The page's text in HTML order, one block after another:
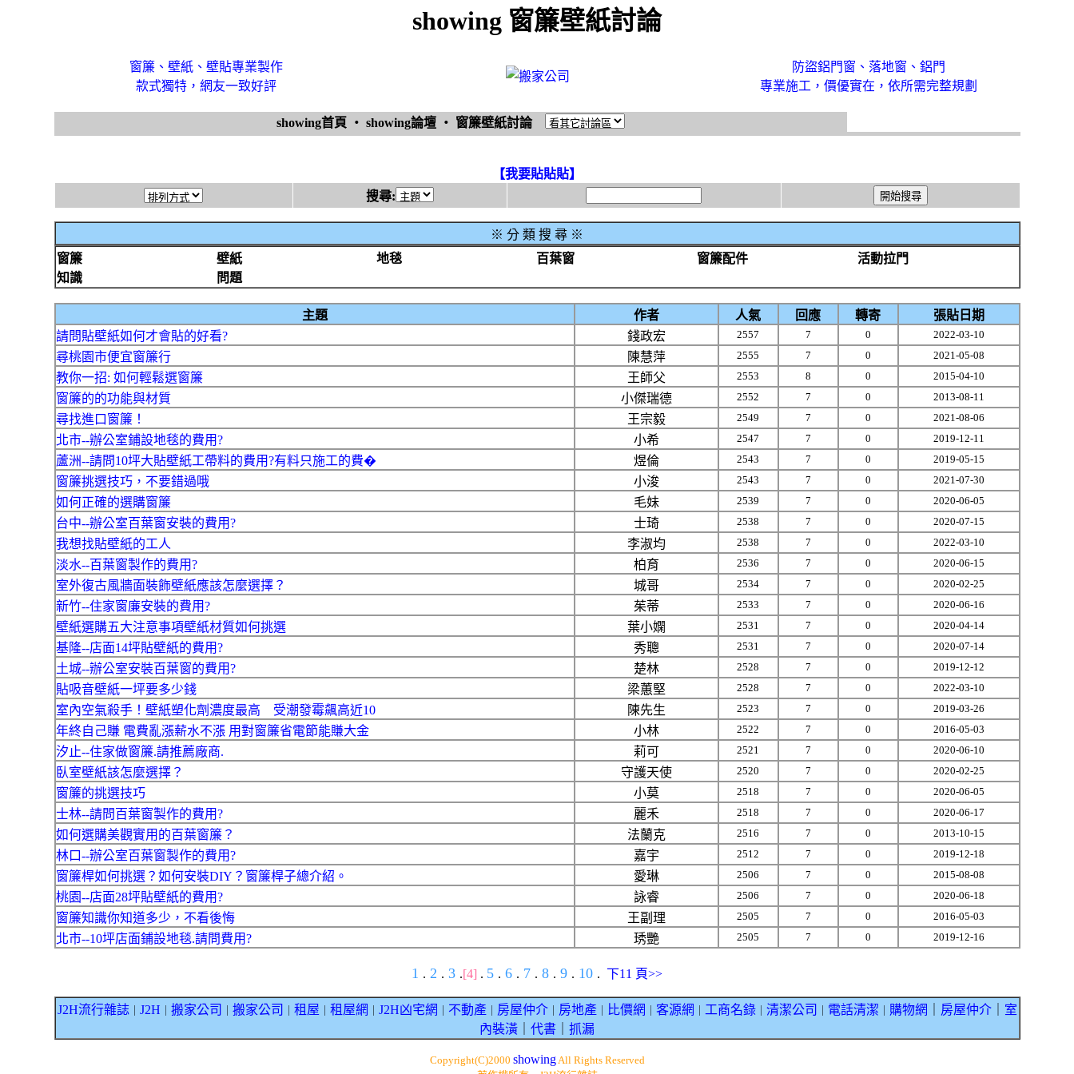
showing 窗簾壁紙討論
窗簾、壁紙、壁貼專業製作
款式獨特，網友一致好評
防盜鋁門窗、落地窗、鋁門
專業施工，價優實在，依所需完整規劃
showing首頁 ‧ showing論壇 ‧ 窗簾壁紙討論
【我要貼貼貼】
搜尋:
※ 分 類 搜 尋 ※
窗簾
壁紙 地毯 百葉窗 窗簾配件
活動拉門
知識
問題
主題 作者 人氣 回應 轉寄
張貼日期
請問貼壁紙如何才會貼的好看?
錢政宏 2557 7 0 2022-03-10
尋桃園市便宜窗簾行 陳慧萍 2555 7 0 2021-05-08
教你一招: 如何輕鬆選窗簾 王師父 2553 8 0 2015-04-10
窗簾的的功能與材質 小傑瑞德 2552 7 0 2013-08-11
尋找進口窗簾！ 王宗毅 2549 7 0 2021-08-06
北市--辦公室鋪設地毯的費用? 小希 2547 7 0 2019-12-11
蘆洲--請問10坪大貼壁紙工帶料的費用?有料只施工的費� 煜倫 2543 7 0 2019-05-15
窗簾挑選技巧，不要錯過哦 小浚 2543 7 0 2021-07-30
如何正確的選購窗簾 毛妹 2539 7 0 2020-06-05
台中--辦公室百葉窗安裝的費用? 士琦 2538 7 0 2020-07-15
我想找貼壁紙的工人 李淑均 2538 7 0 2022-03-10
淡水--百葉窗製作的費用? 柏育 2536 7 0 2020-06-15
室外復古風牆面裝飾壁紙應該怎麼選擇？ 城哥 2534 7 0 2020-02-25
新竹--住家窗廉安裝的費用? 茱蒂 2533 7 0 2020-06-16
壁紙選購五大注意事項壁紙材質如何挑選 葉小嫻 2531 7 0 2020-04-14
基隆--店面14坪貼壁紙的費用? 秀聰 2531 7 0 2020-07-14
土城--辦公室安裝百葉窗的費用? 楚林 2528 7 0 2019-12-12
貼吸音壁紙一坪要多少錢 梁蕙堅 2528 7 0 2022-03-10
室內空氣殺手！壁紙塑化劑濃度最高 受潮發霉飆高近10 陳先生 2523 7 0 2019-03-26
年終自己賺 電費亂漲薪水不漲 用對窗簾省電節能賺大金 小林 2522 7 0 2016-05-03
汐止--住家做窗簾.請推薦廠商. 莉可 2521 7 0 2020-06-10
臥室壁紙該怎麼選擇？ 守護天使 2520 7 0 2020-02-25
窗簾的挑選技巧 小莫 2518 7 0 2020-06-05
士林--請問百葉窗製作的費用? 麗禾 2518 7 0 2020-06-17
如何選購美觀實用的百葉窗簾？ 法蘭克 2516 7 0 2013-10-15
林口--辦公室百葉窗製作的費用? 嘉宇 2512 7 0 2019-12-18
窗簾桿如何挑選？如何安裝DIY？窗簾桿子總介紹。 愛琳 2506 7 0 2015-08-08
桃園--店面28坪貼壁紙的費用? 詠睿 2506 7 0 2020-06-18
窗簾知識你知道多少，不看後悔 王副理 2505 7 0 2016-05-03
北市--10坪店面鋪設地毯.請問費用? 琇艷 2505 7 0 2019-12-16
1 . 2 . 3 .[4] . 5 . 6 . 7 . 8 . 9 . 10 . 下11 頁>>
J2H流行雜誌｜ J2H 搬家公司 搬家公司 租屋 租屋網 J2H凶宅網 不動產｜ 房屋仲介｜ 房地產｜ 比價網 客源網 工商名錄｜ 清潔公司 電話清潔 購物網 房屋仲介｜ 室
內裝潢
代書 抓漏
Copyright(C)2000 showingAll Rights Reserved